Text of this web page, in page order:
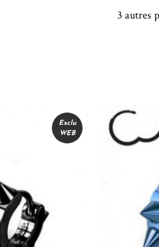
3 autres
Exclu
WEB